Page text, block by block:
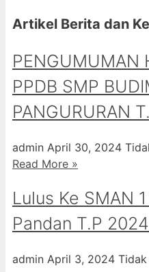
Artikel Berita dan
PENGUMUMAN
PPDB SMP
PANGURURAN
admin April 30, 2024
Read More »
Lulus Ke SMAN
Pandan T.P
admin April 3, 2024